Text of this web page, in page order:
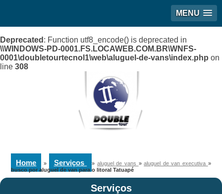
MENU
Deprecated : Function utf8_encode() is deprecated in
\\WINDOWS-PD-0001.FS.LOCAWEB.COM.BR\WNFS-
0001\doubletourtecnol1\web\aluguel-de-vans\index.php on
line 308
Home » Serviços » aluguel de vans »aluguel de van executiva »
busco por aluguel de van para o litoral Tatuapé
Serviços